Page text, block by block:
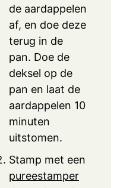
de aardappelen
af, en doe deze
terug in de
pan. Doe de
deksel op de
pan en laat de
aardappelen 10
minuten
uitstomen.
Stamp met een
pureestamper